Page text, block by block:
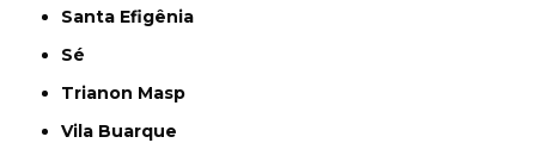
Santa Efigênia
Sé
Trianon Masp
Vila Buarque